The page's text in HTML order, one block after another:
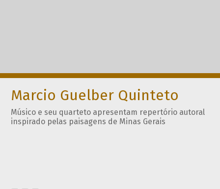
Marcio Guelber Quinteto
Músico e seu quarteto apresentam repertório autoral
inspirado pelas paisagens de Minas Gerais